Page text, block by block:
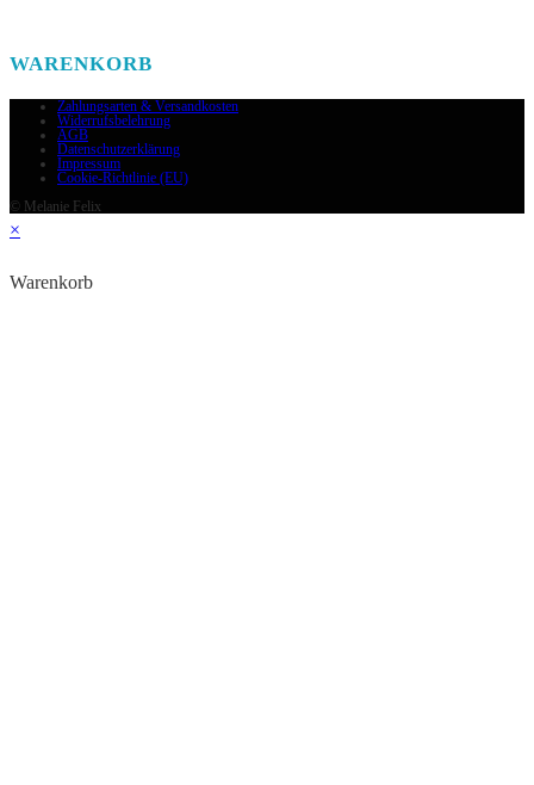
WARENKORB
Zahlungsarten & Versandkosten
Widerrufsbelehrung
AGB
Datenschutzerklärung
Impressum
Cookie-Richtlinie (EU)
© Melanie Felix
×
Warenkorb